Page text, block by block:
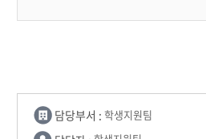
담당부서 : 학생지원팀